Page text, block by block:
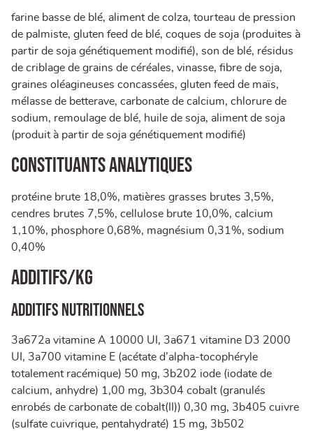
farine basse de blé, aliment de colza, tourteau de pression
de palmiste, gluten feed de blé, coques de soja (produites à
partir de soja génétiquement modifié), son de blé, résidus
de criblage de grains de céréales, vinasse, fibre de soja,
graines oléagineuses concassées, gluten feed de maïs,
mélasse de betterave, carbonate de calcium, chlorure de
sodium, remoulage de blé, huile de soja, aliment de soja
(produit à partir de soja génétiquement modifié)
CONSTITUANTS ANALYTIQUES
protéine brute 18,0%, matières grasses brutes 3,5%,
cendres brutes 7,5%, cellulose brute 10,0%, calcium
1,10%, phosphore 0,68%, magnésium 0,31%, sodium
0,40%
ADDITIFS/KG
ADDITIFS NUTRITIONNELS
3a672a vitamine A 10000 UI, 3a671 vitamine D3 2000
UI, 3a700 vitamine E (acétate d’alpha-tocophéryle
totalement racémique) 50 mg, 3b202 iode (iodate de
calcium, anhydre) 1,00 mg, 3b304 cobalt (granulés
enrobés de carbonate de cobalt(II)) 0,30 mg, 3b405 cuivre
(sulfate cuivrique, pentahydraté) 15 mg, 3b502